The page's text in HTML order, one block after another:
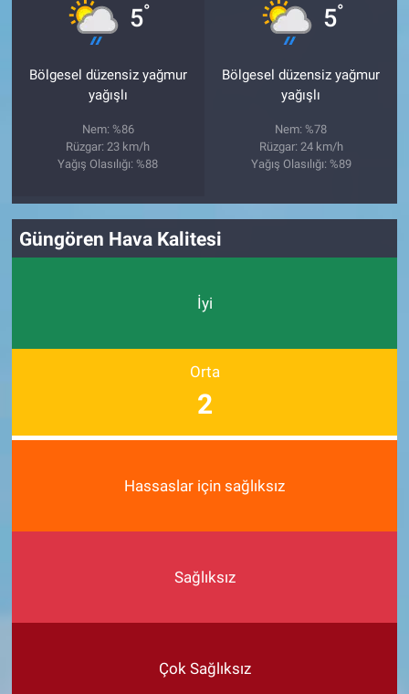
5°
Bölgesel düzensiz yağmur
yağışlı
Nem: %86
Rüzgar: 23 km/h
Yağış Olasılığı: %88
5°
Bölgesel düzensiz yağmur
yağışlı
Nem: %78
Rüzgar: 24 km/h
Yağış Olasılığı: %89
Güngören Hava Kalitesi
İyi
Orta
2
Hassaslar için sağlıksız
Sağlıksız
Çok Sağlıksız